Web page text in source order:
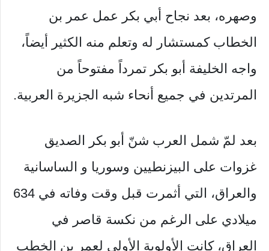
وصهره، بعد نجاح أبي بكر عمل عمر بن
الخطاب كمستشار له وتعلم منه الكثير أيضاً،
واجه الخليفة أبو بكر تمرداً مفتوحاً من
المرتدين في جميع أنحاء شبه الجزيرة العربية.
بعد لمّ شمل العرب شنّ أبو بكر الصديق
غزوات على البيزنطيين وسوريا و الساسانية
والعراق، التي أثمرت قبل وقت وفاته في 634
ميلادي على الرغم من نكسة قاصر في
العراق، كانت الأولوية الأولى لعمر بن الخطب